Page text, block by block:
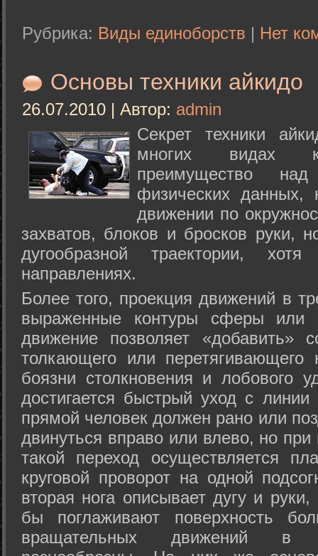
Рубрика: Виды единоборств | Нет
Основы техники айкидо
26.07.2010 | Автор: admin
Секрет техники
многих видах
преимущество
физических данных,
движении по
захватов, блоков и бросков руки,
дугообразной траектории,
направлениях.
Более того, проекция движений в
выраженные контуры сферы или
движение позволяет «добавить»
толкающего или перетягивающего
боязни столкновения и лобового
достигается быстрый уход с
прямой человек должен рано или
двинуться вправо или влево, но
такой переход осуществляется
круговой проворот на одной
вторая нога описывает дугу и
бы поглаживают поверхность
вращательных движений в